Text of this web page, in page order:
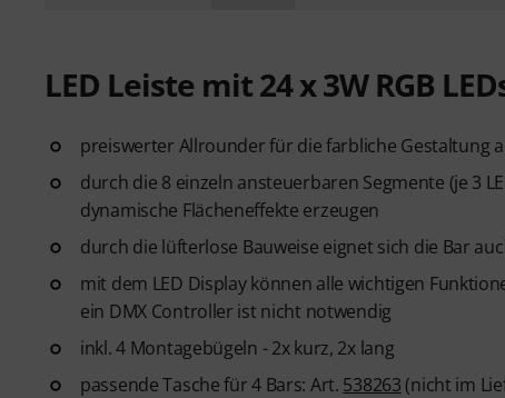
LED Leiste mit 24 x 3W RGB
preiswerter Allrounder für die farbliche Gestaltung
durch die 8 einzeln ansteuerbaren Segmente (je 3
dynamische Flächeneffekte erzeugen
durch die lüfterlose Bauweise eignet sich die Bar
mit dem LED Display können alle wichtigen
ein DMX Controller ist nicht notwendig
inkl. 4 Montagebügeln - 2x kurz, 2x lang
passende Tasche für 4 Bars: Art. 538263 (nicht im